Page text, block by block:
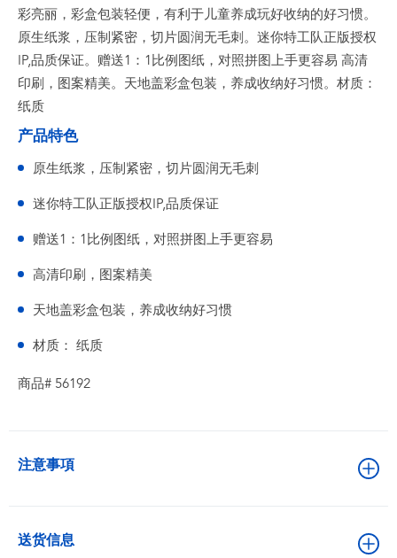
彩亮丽，彩盒包装轻便，有利于儿童养成玩好收纳的好习惯。
原生纸浆，压制紧密，切片圆润无毛刺。迷你特工队正版授权
IP,品质保证。赠送1：1比例图纸，对照拼图上手更容易 高清
印刷，图案精美。天地盖彩盒包装，养成收纳好习惯。材质：
纸质
产品特色
原生纸浆，压制紧密，切片圆润无毛刺
迷你特工队正版授权IP,品质保证
赠送1：1比例图纸，对照拼图上手更容易
高清印刷，图案精美
天地盖彩盒包装，养成收纳好习惯
材质： 纸质
商品# 56192
注意事項
送货信息